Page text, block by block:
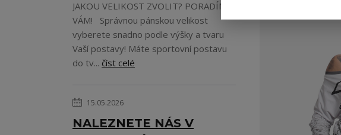
JAKOU VELIKOST ZVOLIT? PORADÍME
VÁM! Správnou pánskou velikost
vyberete snadno podle výšky a tvaru
Vaší postavy! Máte sportovní postavu
do tv... číst celé
15.05.2026
NALEZNETE NÁS V